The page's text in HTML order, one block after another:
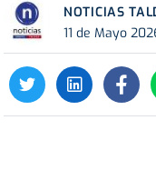
NOTICIAS
11 de Mayo